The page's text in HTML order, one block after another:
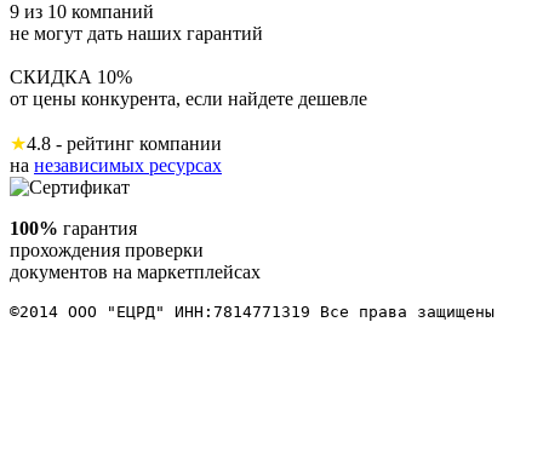
9 из 10 компаний
не могут дать наших гарантий
СКИДКА 10%
от цены конкурента, если найдете дешевле
★4.8 - рейтинг компании
на независимых ресурсах
100% гарантия
прохождения проверки
документов на маркетплейсах
©2014 ООО "ЕЦРД" ИНН:7814771319 Все права защищены